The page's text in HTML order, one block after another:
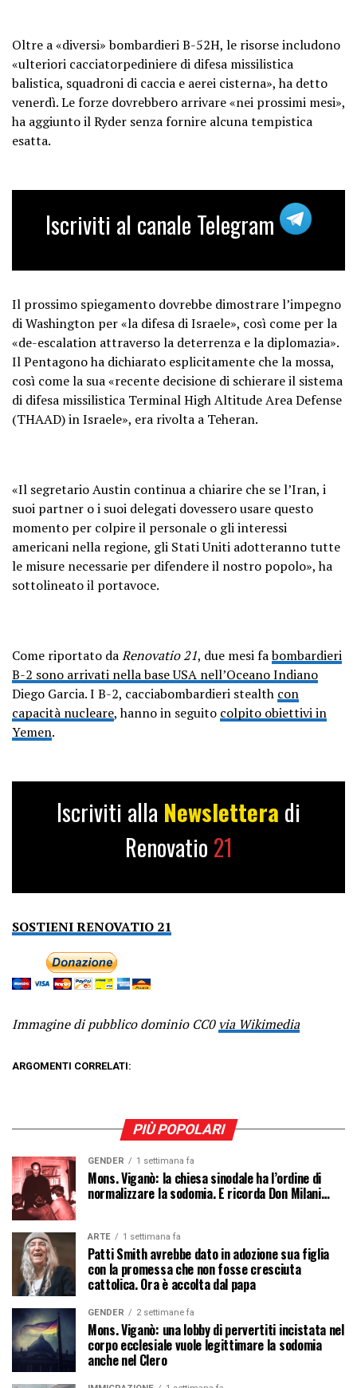
Oltre a «diversi» bombardieri B-52H, le risorse includono
«ulteriori cacciatorpediniere di difesa missilistica
balistica, squadroni di caccia e aerei cisterna», ha detto
venerdì. Le forze dovrebbero arrivare «nei prossimi mesi»,
ha aggiunto il Ryder senza fornire alcuna tempistica
esatta.
Iscriviti al canale Telegram
Il prossimo spiegamento dovrebbe dimostrare l’impegno
di Washington per «la difesa di Israele», così come per la
«de-escalation attraverso la deterrenza e la diplomazia».
Il Pentagono ha dichiarato esplicitamente che la mossa,
così come la sua «recente decisione di schierare il sistema
di difesa missilistica Terminal High Altitude Area Defense
(THAAD) in Israele», era rivolta a Teheran.
«Il segretario Austin continua a chiarire che se l’Iran, i
suoi partner o i suoi delegati dovessero usare questo
momento per colpire il personale o gli interessi
americani nella regione, gli Stati Uniti adotteranno tutte
le misure necessarie per difendere il nostro popolo», ha
sottolineato il portavoce.
Come riportato daRenovatio 21, due mesi fabombardieri
B-2 sono arrivati nella base USA nell’Oceano Indiano
Diego Garcia. I B-2, cacciabombardieri stealth con
capacità nucleare, hanno in seguito colpito obiettivi in
Yemen.
Iscriviti alla Newslettera di
Renovatio 21
SOSTIENI RENOVATIO 21
Immagine di pubblico dominio CC0via Wikimedia
ARGOMENTI CORRELATI:
PIÙ POPOLARI
GENDER 1 settimana fa
Mons. Viganò: la chiesa sinodale ha l’ordine di
normalizzare la sodomia. E ricorda Don Milani…
ARTE 1 settimana fa
Patti Smith avrebbe dato in adozione sua figlia
con la promessa che non fosse cresciuta
cattolica. Ora è accolta dal papa
GENDER 2 settimane fa
Mons. Viganò: una lobby di pervertiti incistata nel
corpo ecclesiale vuole legittimare la sodomia
anche nel Clero